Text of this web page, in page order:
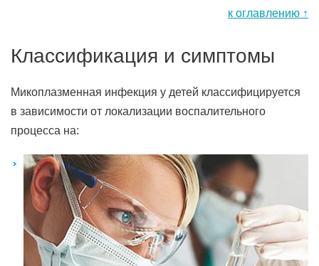
к оглавлению ↑
Классификация и симптомы
Микоплазменная инфекция у детей классифицируется
в зависимости от локализации воспалительного
процесса на: